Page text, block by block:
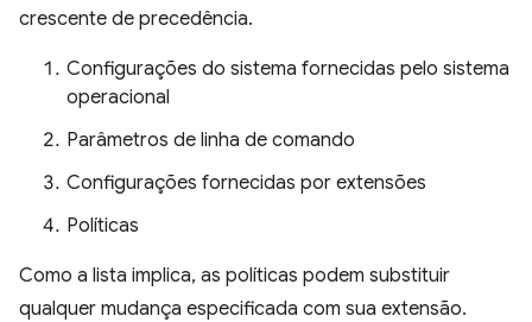
crescente de precedência.
Configurações do sistema fornecidas pelo sistema
operacional
Parâmetros de linha de comando
Configurações fornecidas por extensões
Políticas
Como a lista implica, as políticas podem substituir
qualquer mudança especificada com sua extensão.